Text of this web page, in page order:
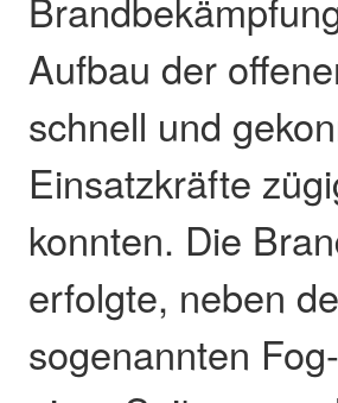
Aufbau der
schnell und
Einsatzkräfte
konnten. Die
erfolgte, neben
sogenannten